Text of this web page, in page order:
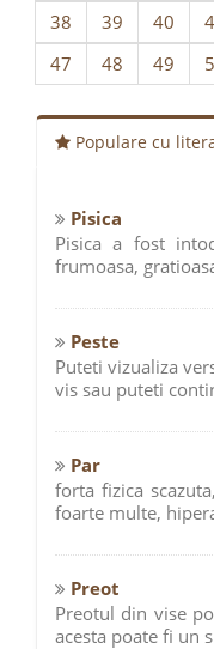
38
39 40
47
48 49
Populare cu
Pisica
Pisica a fost
frumoasa,
Peste
Puteti vizualiza
vis sau puteti
Par
forta fizica
foarte multe,
Preot
Preotul din vise
acesta poate fi un